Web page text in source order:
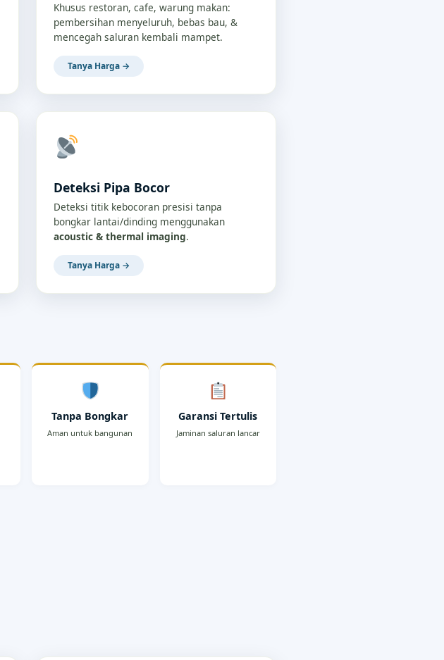
Khusus restoran, cafe, warung makan:
pembersihan menyeluruh, bebas bau, &
mencegah saluran kembali mampet.
Tanya Harga →
Deteksi Pipa Bocor
Deteksi titik kebocoran presisi tanpa
bongkar lantai/dinding menggunakan
acoustic & thermal imaging.
Tanya Harga →
Tanpa Bongkar
Aman untuk bangunan
Garansi Tertulis
Jaminan saluran lancar